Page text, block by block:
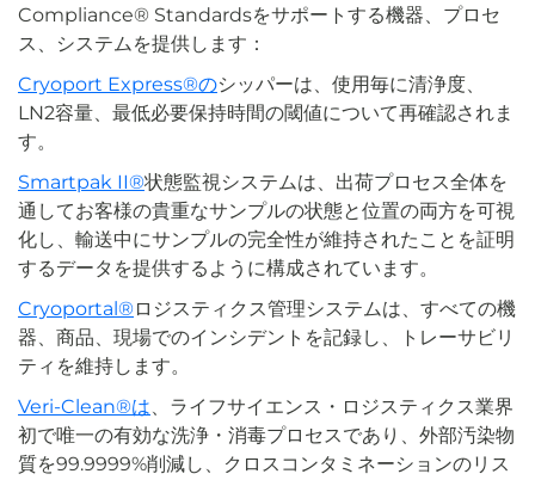
Compliance® Standardsをサポートする機器、プロセ
ス、システムを提供します：
Cryoport Express®のシッパーは、使用毎に清浄度、
LN2容量、最低必要保持時間の閾値について再確認されま
す。
Smartpak II®状態監視システムは、出荷プロセス全体を
通してお客様の貴重なサンプルの状態と位置の両方を可視
化し、輸送中にサンプルの完全性が維持されたことを証明
するデータを提供するように構成されています。
Cryoportal®ロジスティクス管理システムは、すべての機
器、商品、現場でのインシデントを記録し、トレーサビリ
ティを維持します。
Veri-Clean®は、ライフサイエンス・ロジスティクス業界
初で唯一の有効な洗浄・消毒プロセスであり、外部汚染物
質を99.9999%削減し、クロスコンタミネーションのリス